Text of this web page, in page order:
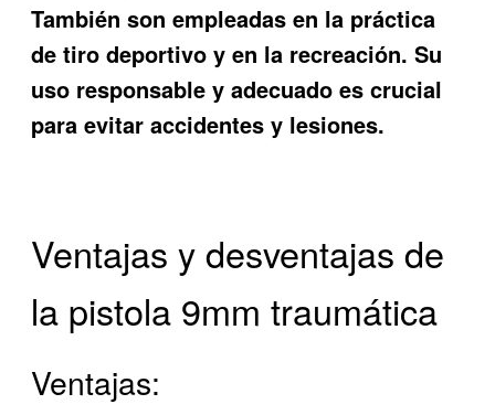
También son empleadas en la práctica
de tiro deportivo y en la recreación. Su
uso responsable y adecuado es crucial
para evitar accidentes y lesiones.
Ventajas y desventajas de
la pistola 9mm traumática
Ventajas: